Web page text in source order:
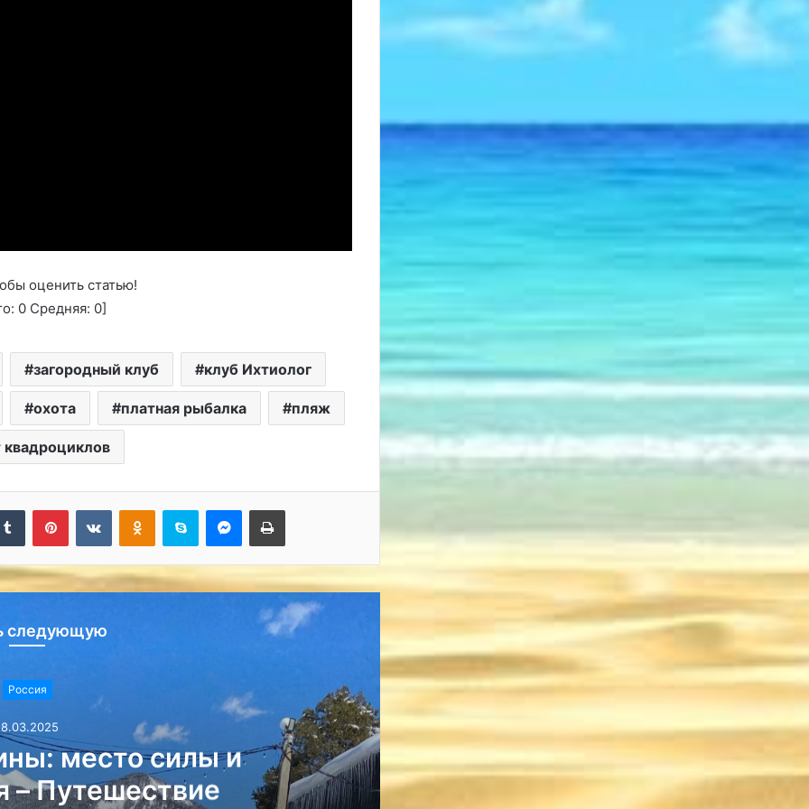
оценить статью!
0Средняя: 0]
загородный клуб клуб Ихтиолог
охота платная рыбалка пляж
квадроциклов
Tumblr PinterestВконтактеОдноклассники
Skype MessengerПечатать
следующую
Россия
безопасного
15.03.2025
GetRentacar: решение
вопроса в любом